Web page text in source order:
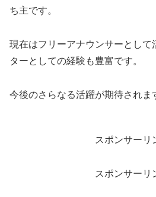
ち主です。
現在はフリーアナウンサーとして
ターとしての経験も豊富です。
今後のさらなる活躍が期待されま
スポンサーリ
スポンサーリ